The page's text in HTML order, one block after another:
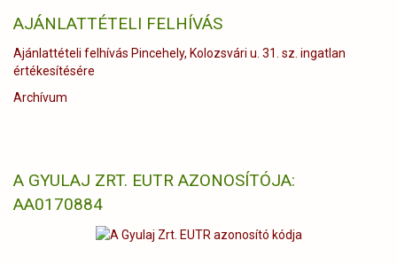
AJÁNLATTÉTELI FELHÍVÁS
Ajánlattételi felhívás Pincehely, Kolozsvári u. 31. sz. ingatlan
értékesítésére
Archívum
A GYULAJ ZRT. EUTR AZONOSÍTÓJA:
AA0170884